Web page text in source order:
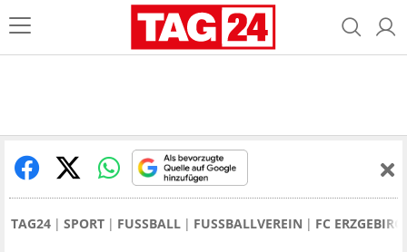
TAG24 SPORT FUSSBALL FUSSBALLVEREIN FC